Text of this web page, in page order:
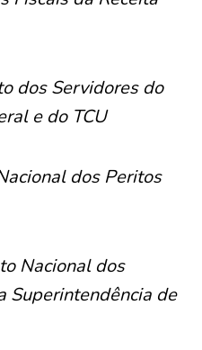
dos Servidores do
e do TCU
dos Peritos
Nacional dos
Superintendência de